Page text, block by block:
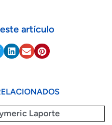
artículo
Laporte